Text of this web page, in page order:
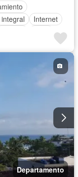
Internet
Parrilla
Departamento